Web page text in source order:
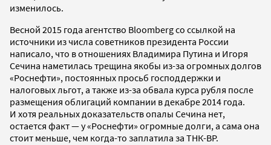
изменилось.
Весной 2015 года агентство Bloomberg со ссылкой на
источники из числа советников президента России
написало, что в отношениях Владимира Путина и Игоря
Сечина наметилась трещина якобы из-за огромных долгов
«Роснефти», постоянных просьб господдержки и
налоговых льгот, а также из-за обвала курса рубля после
размещения облигаций компании в декабре 2014 года.
И хотя реальных доказательств опалы Сечина нет,
остается факт — у «Роснефти» огромные долги, а сама она
стоит меньше, чем когда-то заплатила за ТНК-ВР.